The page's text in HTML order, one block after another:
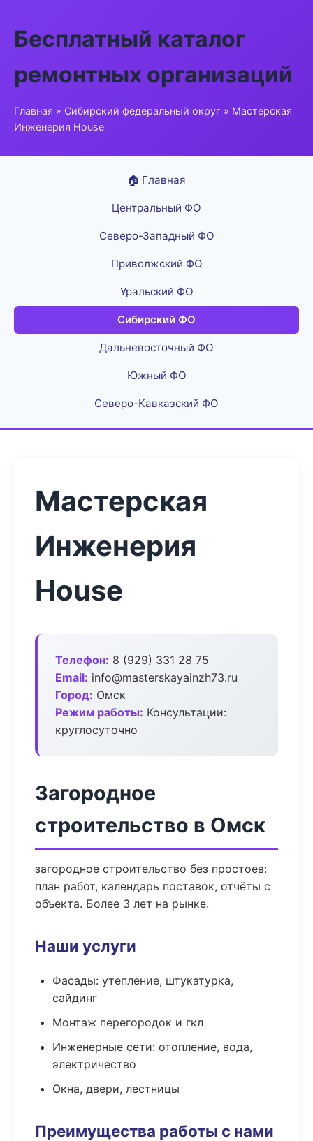
Бесплатный каталог
ремонтных организаций
Главная » Сибирский федеральный округ » Мастерская
Инженерия House
🏠 Главная
Центральный ФО
Северо-Западный ФО
Приволжский ФО
Уральский ФО
Сибирский ФО
Дальневосточный ФО
Южный ФО
Северо-Кавказский ФО
Мастерская
Инженерия
House
Телефон: 8 (929) 331 28 75
Email: info@masterskayainzh73.ru
Город: Омск
Режим работы: Консультации:
круглосуточно
Загородное
строительство в Омск
загородное строительство без простоев:
план работ, календарь поставок, отчёты с
объекта. Более 3 лет на рынке.
Наши услуги
Фасады: утепление, штукатурка,
сайдинг
Монтаж перегородок и гкл
Инженерные сети: отопление, вода,
электричество
Окна, двери, лестницы
Преимущества работы с нами